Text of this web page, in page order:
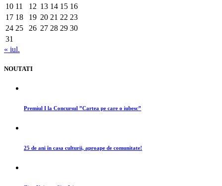
10 11 12 13 14 15 16
17 18 19 20 21 22 23
24 25 26 27 28 29 30
31
« iul.
NOUTATI
Premiul I la Concursul ”Cartea pe care o iubesc”
25 de ani în casa culturii, aproape de comunitate!